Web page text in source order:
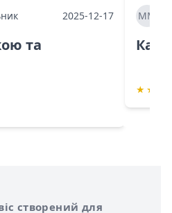
2025-12-17
та
ММ
★ ★
створений для